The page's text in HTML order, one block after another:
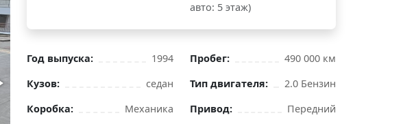
авто: 5 этаж)
Год выпуска: 1994 Пробег:
490 000 км
Кузов:
седан Тип двигателя:
2.0 Бензин
Коробка:
Механика Привод:
Передний